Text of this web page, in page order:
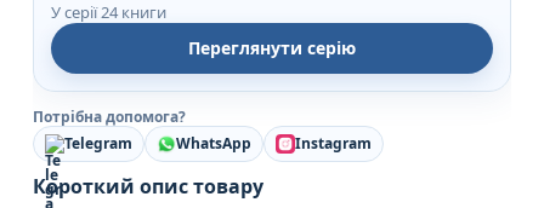
У серії 24 книги
Переглянути серію
Потрібна допомога?
Telegram
WhatsApp Instagram
Короткий опис товару